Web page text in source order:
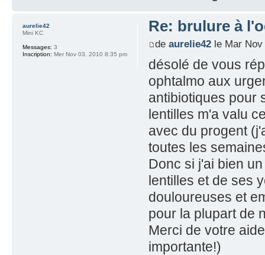
Re: brulure à
de aurelie42le Mar Nov
désolé de vous
ophtalmo aux
antibiotiques pour
lentilles m'a valu
avec du progent
toutes les
Donc si j'ai bien
lentilles et de ses
douloureuses et
pour la plupart de
Merci de votre
importante!)
aurelie42
Mini KC
Messages: 3
Inscription: Mer Nov 03, 2010 8:35 pm